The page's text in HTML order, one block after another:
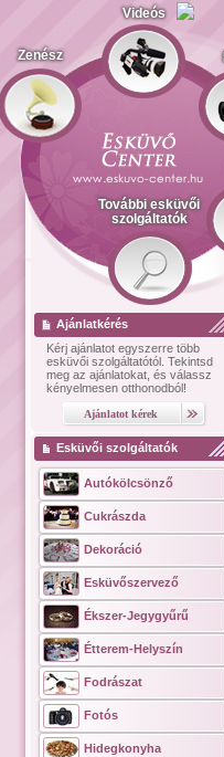
Zenész
Videós
További esküvői
szolgáltatók
Ajánlatkérés
Kérj ajánlatot egyszerre több
esküvői szolgáltatótól. Tekintsd
meg az ajánlatokat, és válassz
kényelmesen otthonodból!
Esküvői szolgáltatók
Autókölcsönző
Cukrászda
Dekoráció
Esküvőszervező
Ékszer-Jegygyűrű
Étterem-Helyszín
Fodrászat
Fotós
Hidegkonyha